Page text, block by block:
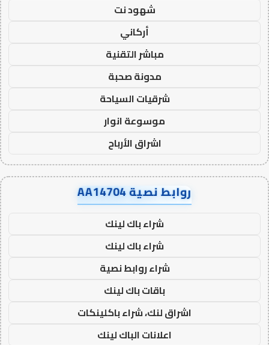
شهود نت
أركاني
مباشر التقنية
مدونة صحبة
شرقيات السياحة
موسوعة انوار
اشراق الأرباح
روابط نصية AA14704
شراء باك لينك
شراء باك لينك
شراء روابط نصية
باقات باك لينك
اشراق لنك، شراء باكلينكات
اعلانات الباك لينك